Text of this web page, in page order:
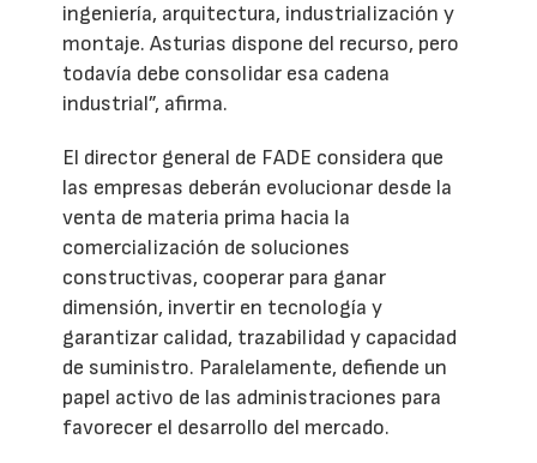
ingeniería, arquitectura, industrialización y
montaje. Asturias dispone del recurso, pero
todavía debe consolidar esa cadena
industrial”, afirma.
El director general de FADE considera que
las empresas deberán evolucionar desde la
venta de materia prima hacia la
comercialización de soluciones
constructivas, cooperar para ganar
dimensión, invertir en tecnología y
garantizar calidad, trazabilidad y capacidad
de suministro. Paralelamente, defiende un
papel activo de las administraciones para
favorecer el desarrollo del mercado.